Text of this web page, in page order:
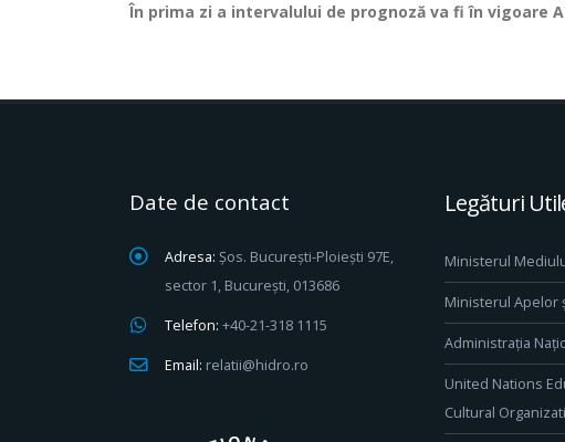
În prima zi a intervalului de prognoză va fi în vigoare
Date de contact
Adresa: Șos. București-Ploiești 97E,
sector 1, București, 013686
Telefon: +40-21-318 1115
Email: relatii@hidro.ro
Legături
Ministerul
Ministerul Apelor
Administrația
United Nations
Cultural